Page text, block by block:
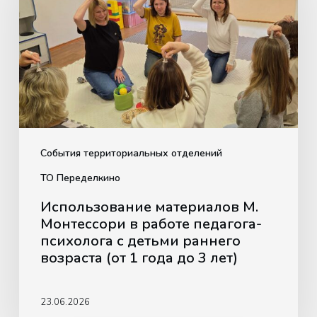
События территориальных отделений
ТО Переделкино
Монтессори
в
работе
педагога-
психолога
с
детьми
раннего
года
Использование материалов М.
Монтессори в работе педагога-
психолога с детьми раннего
возраста (от 1 года до 3 лет)
23.06.2026